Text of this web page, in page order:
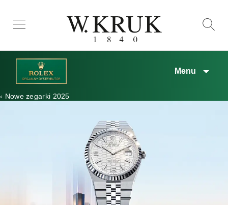
Menu
Nowe Zegarki 2026
Akcesoria Rolex
Zegarmistrzostwo
Serwis zegarka Rolex
‹ Nowe zegarki 2025